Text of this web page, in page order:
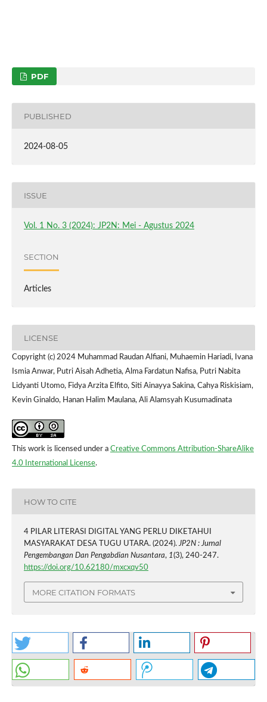
PDF
PUBLISHED
2024-08-05
ISSUE
Vol. 1 No. 3 (2024): JP2N: Mei - Agustus 2024
SECTION
Articles
LICENSE
Copyright (c) 2024 Muhammad Raudan Alfiani, Muhaemin Hariadi, Ivana
Ismia Anwar, Putri Aisah Adhetia, Alma Fardatun Nafisa, Putri Nabita
Lidyanti Utomo, Fidya Arzita Elfito, Siti Ainayya Sakina, Cahya Riskisiam,
Kevin Ginaldo, Hanan Halim Maulana, Ali Alamsyah Kusumadinata
This work is licensed under a Creative Commons Attribution-ShareAlike
4.0 International License.
HOW TO CITE
4 PILAR LITERASI DIGITAL YANG PERLU DIKETAHUI
MASYARAKAT DESA TUGU UTARA. (2024).JP2N : Jurnal
Pengembangan Dan Pengabdian Nusantara, 1(3), 240-247.
https://doi.org/10.62180/mxcxqv50
MORE CITATION FORMATS